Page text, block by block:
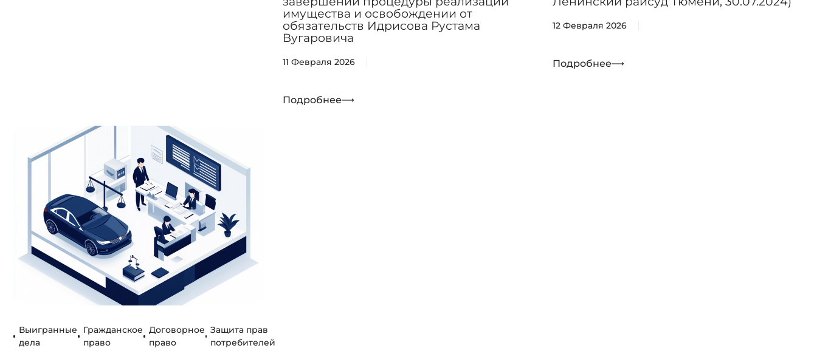
имущества и освобождении от
обязательств Идрисова Рустама
Вугаровича
11 Февраля 2026
Подробнее
12 Февраля 2026
Подробнее
Выигранные
дела
Гражданское
право
Договорное
право
Защита прав
потребителей